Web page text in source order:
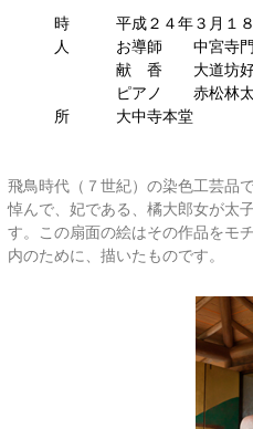
時 平成２４年３月１８日
人 お導師 中宮寺門跡・
献 香 大道坊好胤庵
ピアノ 赤松林太
所 大中寺本堂
飛鳥時代（７世紀）の染色工芸品
悼んで、妃である、橘大郎女が太
す。この扇面の絵はその作品をモ
内のために、描いたものです。